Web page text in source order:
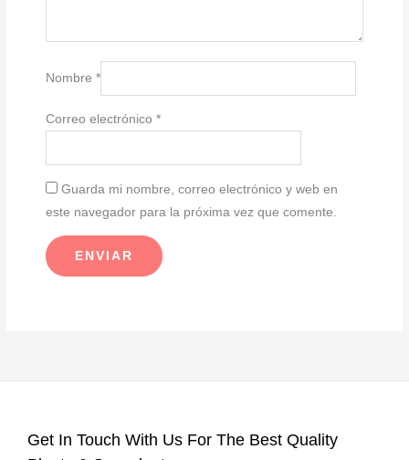
Nombre*
Correo electrónico*
Guarda mi nombre, correo electrónico y web en
este navegador para la próxima vez que comente.
Get In Touch With Us For The Best Quality